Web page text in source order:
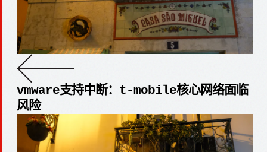
vmware支持中断：t-mobile核心网络面临
风险